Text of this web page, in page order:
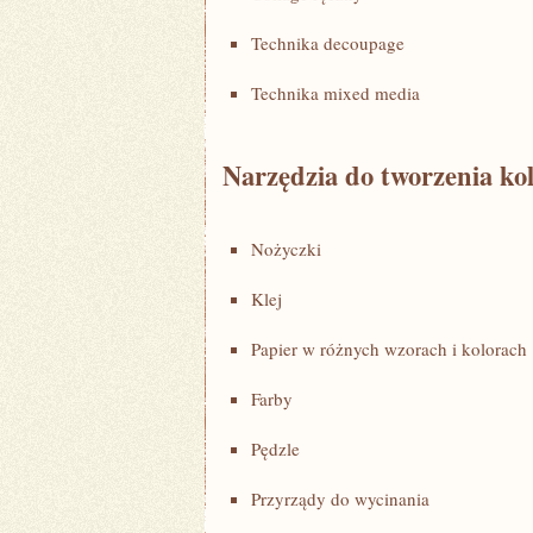
Technika decoupage
Technika mixed media
Narzędzia do tworzenia
Nożyczki
Klej
Papier w różnych wzorach i‍ kolorach
Farby
Pędzle
Przyrządy do wycinania